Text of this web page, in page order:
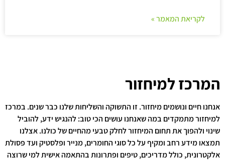
לקריאת המאמר »
המרכז למיחזור
אנחנו חיים ונושמים מיחזור. זו התשוקה והשליחות שלנו כבר שנים. במרכז
למיחזור מתמקדים במה שאנחנו עושים הכי טוב: להנגיש ידע, להוביל
שינוי ולהפוך את תחום המיחזור לחלק טבעי מהחיים של כולנו. אצלנו
תמצאו מידע רחב ומקיף על כל סוגי החומרים, מנייר ופלסטיק ועד פסולת
אלקטרונית, כולל מדריכים, טיפים ופתרונות בהתאמה אישית למי שרוצה